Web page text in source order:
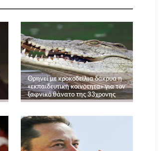
Θρηνεί με κροκοδείλια δάκρυα η
«εκπαιδευτική κοινότητα» για τον
ξαφνικό θάνατο της 33χρονης